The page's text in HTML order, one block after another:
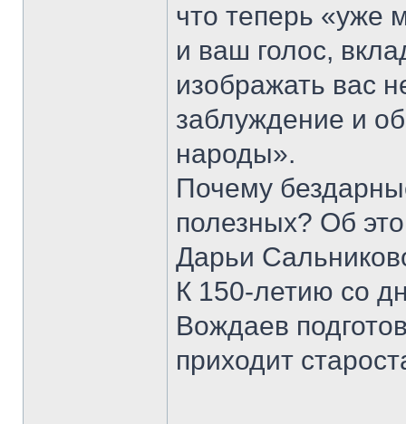
что теперь «уже
и ваш голос,
изображать вас
заблуждение и
народы».
Почему
полезных? Об
Дарьи
К 150-летию со
Вождаев
приходит